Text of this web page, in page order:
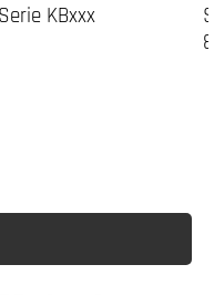
KBxxx